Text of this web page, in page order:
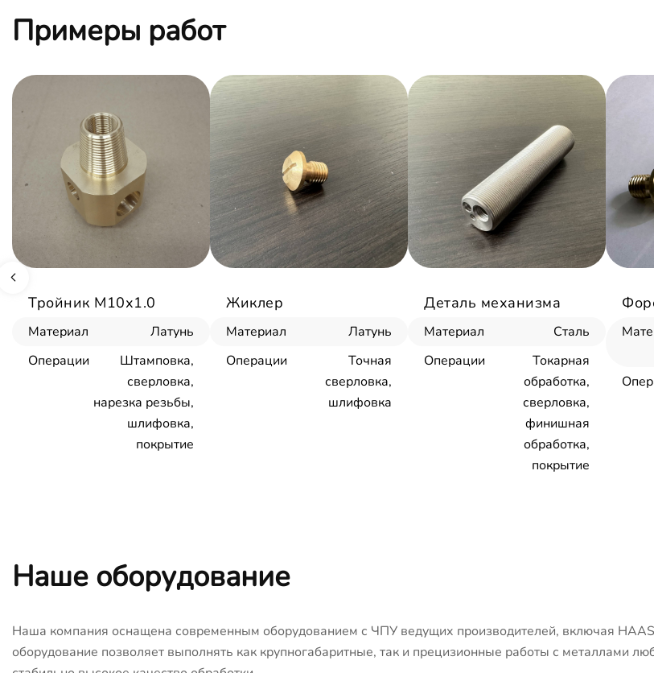
Примеры работ
Тройник М10х1.0
Материал
Латунь
Операции
Штамповка,
сверловка,
нарезка резьбы,
шлифовка,
покрытие
Жиклер
Материал
Латунь
Операции
Точная
сверловка,
шлифовка
Деталь механизма
Материал
Сталь
Операции
Токарная
обработка,
сверловка,
финишная
обработка,
покрытие
Наше оборудование
Наша компания оснащена современным оборудованием с ЧПУ ведущих производителей, включая
оборудование позволяет выполнять как крупногабаритные, так и прецизионные работы с металлами